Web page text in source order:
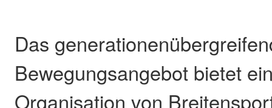
Das
Bewegungsangebot bietet
Organisation von